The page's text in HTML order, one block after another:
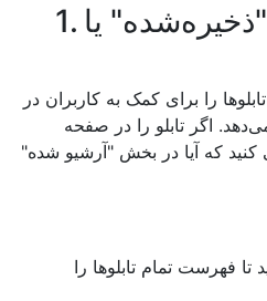
1. جستجو در بخش "ذخیره‌شده" یا
را برای کمک به کاربران در
اگر تابلو را در صفحه
کنید که آیا در بخش "آرشیو شده"
فهرست تمام تابلوها را